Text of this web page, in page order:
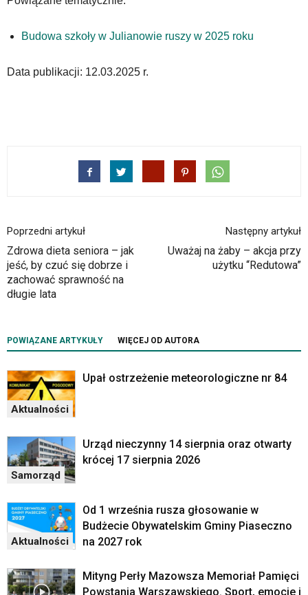
Budowa szkoły w Julianowie ruszy w 2025 roku
Data publikacji: 12.03.2025 r.
Poprzedni artykuł
Zdrowa dieta seniora – jak
jeść, by czuć się dobrze i
zachować sprawność na
długie lata
Następny artykuł
Uważaj na żaby – akcja przy
użytku “Redutowa”
POWIĄZANE ARTYKUŁY WIĘCEJ OD AUTORA
Aktualności
Upał ostrzeżenie meteorologiczne nr 84
Samorząd
Urząd nieczynny 14 sierpnia oraz otwarty
krócej 17 sierpnia 2026
Aktualności
Od 1 września rusza głosowanie w
Budżecie Obywatelskim Gminy Piaseczno
na 2027 rok
Mityng Perły Mazowsza Memoriał Pamięci
Powstania Warszawskiego. Sport, emocje i